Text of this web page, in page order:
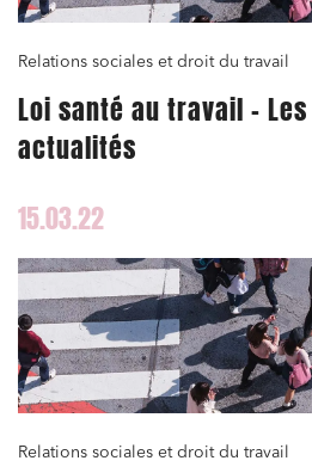
Relations sociales et droit du travail
Loi santé au travail –
actualités
15.03.22
Relations sociales et droit du travail